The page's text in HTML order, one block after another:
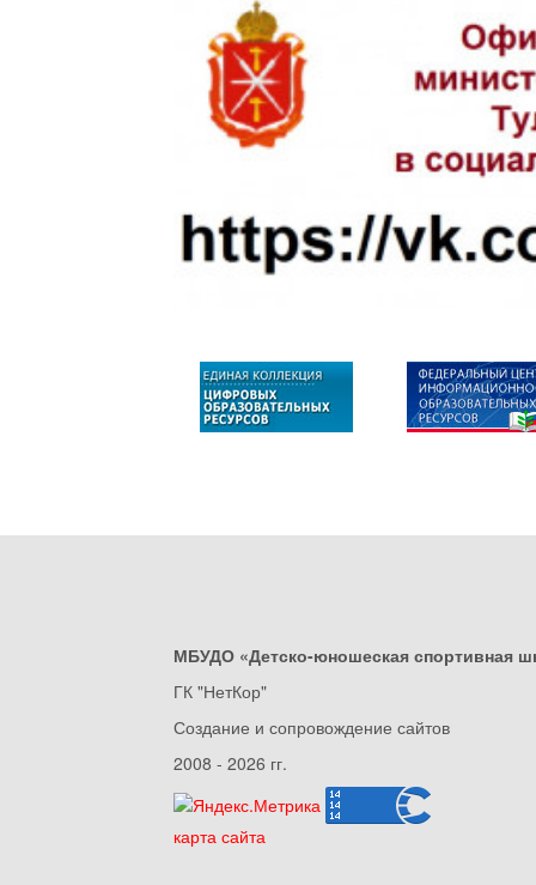
МБУДО «Детско-юношеская спортивная
ГК "НетКор"
Создание и сопровождение сайтов
2008 - 2026 гг.
карта сайта